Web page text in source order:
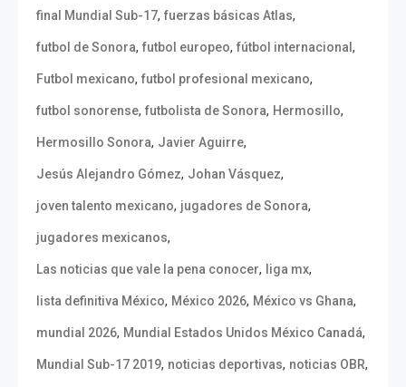
final Mundial Sub-17, fuerzas básicas Atlas,
futbol de Sonora, futbol europeo, fútbol internacional ,
Futbol mexicano, futbol profesional mexicano,
futbol sonorense, futbolista de Sonora, Hermosillo,
Hermosillo Sonora, Javier Aguirre,
Jesús Alejandro Gómez, Johan Vásquez,
joven talento mexicano, jugadores de Sonora,
jugadores mexicanos,
Las noticias que vale la pena conocer, liga mx,
lista definitiva México, México 2026, México vs Ghana,
mundial 2026, Mundial Estados Unidos México Canadá,
Mundial Sub-17 2019, noticias deportivas, noticias OBR,